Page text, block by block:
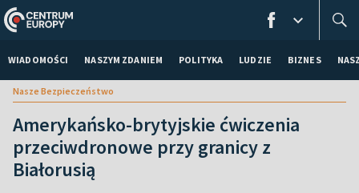
WIADOMOŚCI NASZYM ZDANIEM POLITYKA LUDZIE BIZNES
Nasze Bezpieczeństwo
Amerykańsko-brytyjskie ćwiczenia
przeciwdronowe przy granicy z
Białorusią